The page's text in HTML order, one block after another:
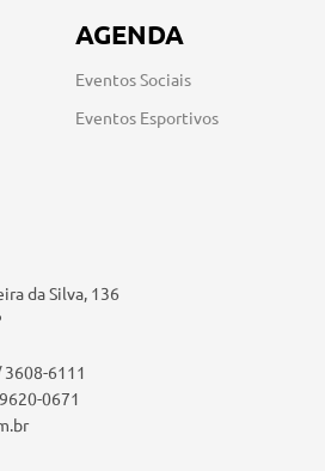
AGENDA
Eventos Sociais
Eventos Esportivos
da Silva, 136
6111
0671